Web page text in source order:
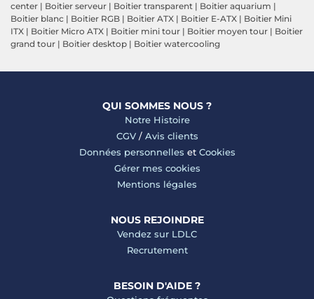
center | Boitier serveur | Boitier transparent | Boitier aquarium |
Boitier blanc | Boitier RGB | Boitier ATX | Boitier E-ATX | Boitier Mini
ITX | Boitier Micro ATX | Boitier mini tour | Boitier moyen tour | Boitier
grand tour | Boitier desktop | Boitier watercooling
QUI SOMMES NOUS ?
Notre Histoire
CGV/ Avis clients
Données personnelles et Cookies
Gérer mes cookies
Mentions légales
NOUS REJOINDRE
Vendez sur LDLC
Recrutement
BESOIN D'AIDE ?